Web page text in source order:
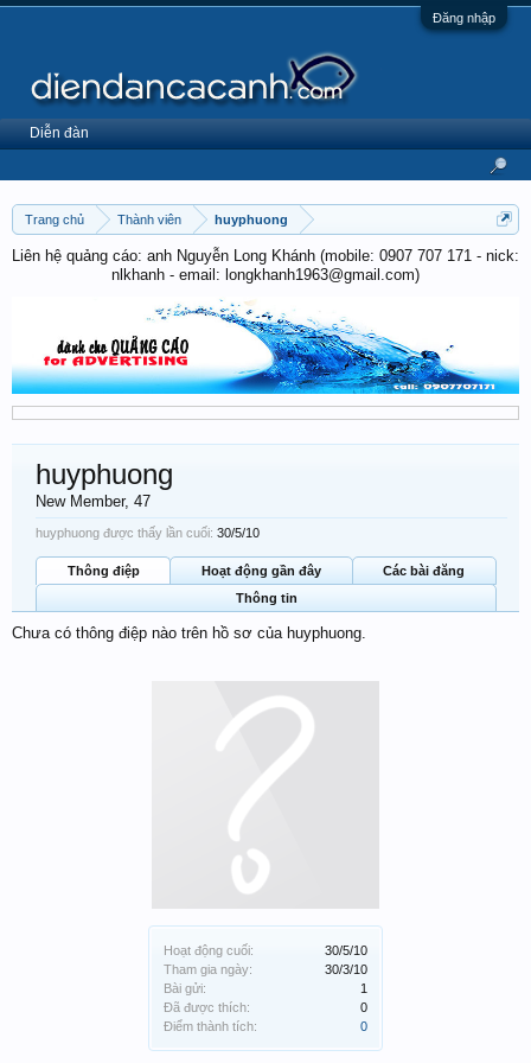
Đăng nhập
Trang chủ Thành viên huyphuong
Liên hệ quảng cáo: anh Nguyễn Long Khánh (mobile: 0907 707 171 - nick:
nlkhanh - email: longkhanh1963@gmail.com)
Hoạt động cuối:
30/5/10
Tham gia ngày:
30/3/10
Bài gửi:
1
Đã được thích:
0
Điểm thành tích:
0
huyphuong
New Member, 47
huyphuong được thấy lần cuối: 30/5/10
Thông điệp Hoạt động gần đây
Các bài đăng
Thông tin
Chưa có thông điệp nào trên hồ sơ của huyphuong.
Diễn đàn